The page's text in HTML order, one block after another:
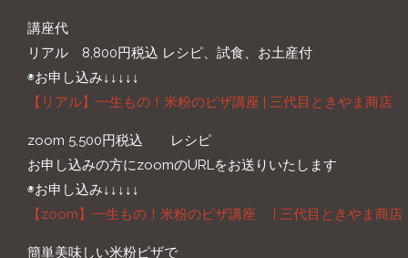
講座代
リアル 8,800円税込 レシピ、試食、お土産付
◉お申し込み↓↓↓↓↓
【リアル】一生もの！米粉のピザ講座 | 三代目ときやま商店
zoom 5,500円税込 レシピ
お申し込みの方にzoomのURLをお送りいたします
◉お申し込み↓↓↓↓↓
【zoom】一生もの！米粉のピザ講座 | 三代目ときやま商店
簡単美味しい米粉ピザで